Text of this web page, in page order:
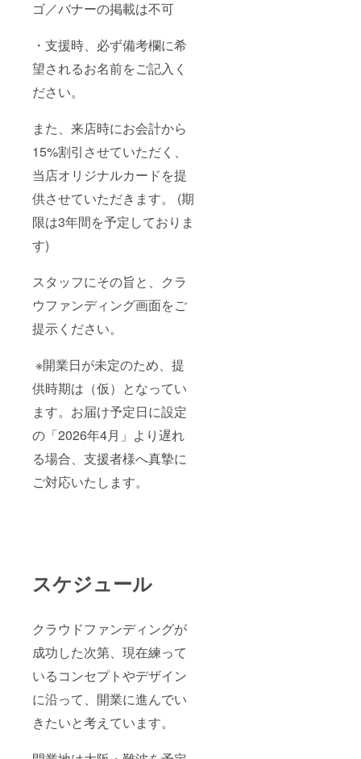
ゴ／バナーの掲載は不可
・支援時、必ず備考欄に希
望されるお名前をご記入く
ださい。
また、来店時にお会計から
15%割引させていただく、
当店オリジナルカードを提
供させていただきます。 (期
限は3年間を予定しておりま
す)
スタッフにその旨と、クラ
ウファンディング画面をご
提示ください。
※開業日が未定のため、提
供時期は（仮）となってい
ます。お届け予定日に設定
の「2026年4月」より遅れ
る場合、支援者様へ真摯に
ご対応いたします。
スケジュール
クラウドファンディングが
成功した次第、現在練って
いるコンセプトやデザイン
に沿って、開業に進んでい
きたいと考えています。